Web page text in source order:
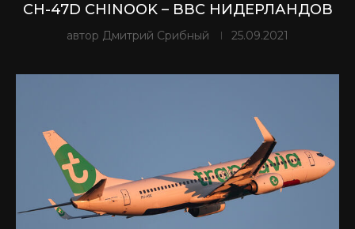
CH-47D CHINOOK – ВВС НИДЕРЛАНДОВ
автор Дмитрий Срибный 25.09.2021